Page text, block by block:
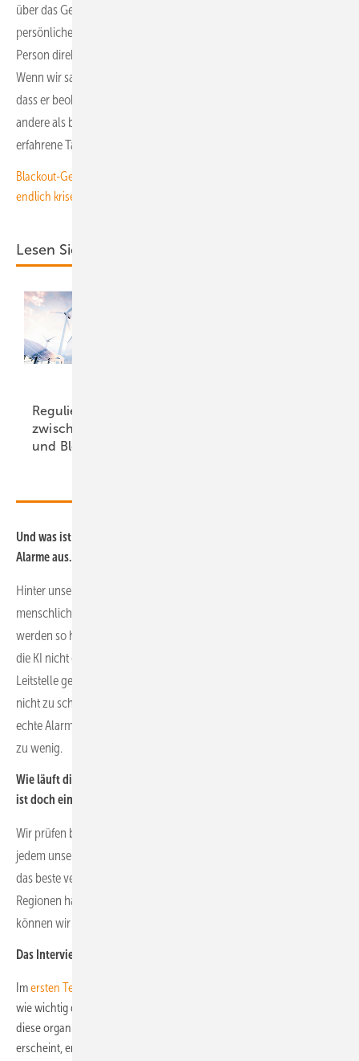
über das Gelände spaziert. Entscheidend ist in beiden Fällen die
persönliche Ansprache über den Lautsprecher. Wir sprechen die
Person direkt an – nicht mit einem Tonband, sondern individuell.
Wenn wir sagen „Sie mit der grünen Jacke“, dann merkt jeder sofort,
dass er beobachtet wird. Die Reaktion darauf ist eine vollkommen
andere als bei einer automatischen Ansage. Das erkennen auch
erfahrene Täter, und genau das macht den Unterschied.
Blackout-Gefahr in Deutschland: 10 Maßnahmen, die unser Stromnetz
endlich krisenfest machen
Lesen Sie auch:
Regulierung
zwischen Aufbruch
und
Blockade
Und was ist mit Tieren? Ein Reh oder ein Hase löst doch sicher auch
Alarme aus.
Hinter unseren Systemen liegt eine KI, die grundsätzlich
menschliche von tierischen Bewegungen unterscheidet. Tiere
werden so herausgefiltert. Es gibt natürlich Grenzfälle, bei denen
die KI nicht ganz sicher ist – dann wird der Alarm trotzdem in die
Leitstelle gespielt und manuell geprüft. Wir stellen die KI bewusst
nicht zu scharf ein, weil wir sichergehen wollen, dass wirklich jeder
echte Alarm bei uns aufläuft. Lieber einmal zu viel prüfen als einmal
zu wenig.
Wie läuft die Signalübertragung von der Kamera zur Leitstelle? Das
ist doch ein potenzieller Schwachpunkt.
Wir prüfen bei jedem Projekt vor Ort den Mobilfunkempfang. In
jedem unserer Systeme steckt eine Multi-SIM-Karte, die automatisch
das beste verfügbare Netz nutzt. Selbst in schlecht abgedeckten
Regionen haben wir Empfang. Falls es doch einmal eng wird,
können wir mit Signalverstärkern arbeiten.
Das Interview führte Sven Ullrich.
Imersten Teil unseres Interviews mit Christoph Siegle
wie wichtig die
diese organisiert wird. Im dritten Teil, der in der kommenden Woche
erscheint, erklärt Christoph Siegle, wie auch der